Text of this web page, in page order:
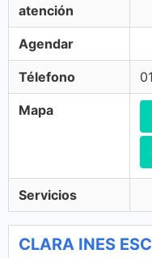
atención
Agendar
Télefono
Mapa
Servicios
CLARA INES